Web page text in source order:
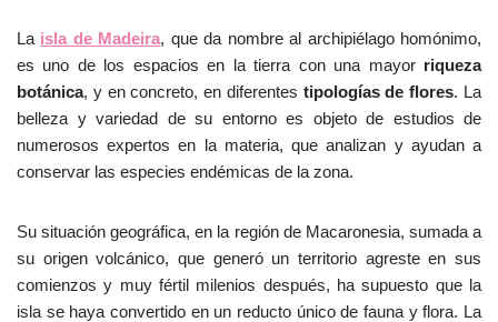
La isla de Madeira, que da nombre al archipiélago homónimo,
es uno de los espacios en la tierra con una mayor riqueza
botánica, y en concreto, en diferentes tipologías de flores. La
belleza y variedad de su entorno es objeto de estudios de
numerosos expertos en la materia, que analizan y ayudan a
conservar las especies endémicas de la zona.
Su situación geográfica, en la región de Macaronesia, sumada a
su origen volcánico, que generó un territorio agreste en sus
comienzos y muy fértil milenios después, ha supuesto que la
isla se haya convertido en un reducto único de fauna y flora. La